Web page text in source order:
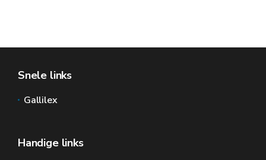
Snele links
Gallilex
Handige links